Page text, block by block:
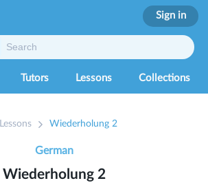
Tutors Lessons Collections
Sign in
Lessons Wiederholung 2
Wiederholung 2
German